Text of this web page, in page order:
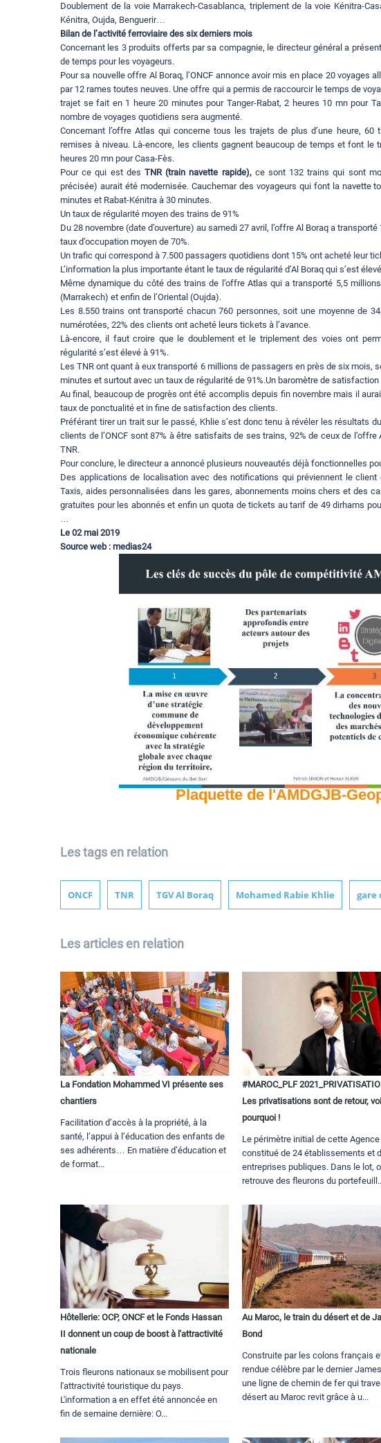
Doublement de la voie Marrakech-Casablanca, triplement de la voie Kénitra-
Kénitra, Oujda, Benguerir…
Bilan de l’activité ferroviaire des six derniers mois
Concernant les 3 produits offerts par sa compagnie, le directeur général a
de temps pour les voyageurs.
Pour sa nouvelle offre Al Boraq, l’ONCF annonce avoir mis en place 20 voyages
par 12 rames toutes neuves. Une offre qui a permis de raccourcir le temps de
trajet se fait en 1 heure 20 minutes pour Tanger-Rabat, 2 heures 10 mn pour
nombre de voyages quotidiens sera augmenté.
Concernant l’offre Atlas qui concerne tous les trajets de plus d’une heure,
remises à niveau. Là-encore, les clients gagnent beaucoup de temps et font le
heures 20 mn pour Casa-Fès.
Pour ce qui est des TNR (train navette rapide),ce sont 132 trains qui sont
précisée) aurait été modernisée. Cauchemar des voyageurs qui font la navette
minutes et Rabat-Kénitra à 30 minutes.
Un taux de régularité moyen des trains de 91%
Du 28 novembre (date d’ouverture) au samedi 27 avril, l’offre Al Boraq a
taux d’occupation moyen de 70%.
Un trafic qui correspond à 7.500 passagers quotidiens dont 15% ont acheté leur
L’information la plus importante étant le taux de régularité d’Al Boraq qui s’est
Même dynamique du côté des trains de l’offre Atlas qui a transporté 5,5
(Marrakech) et enfin de l’Oriental (Oujda).
Les 8.550 trains ont transporté chacun 760 personnes, soit une moyenne de
numérotées, 22% des clients ont acheté leurs tickets à l’avance.
Là-encore, il faut croire que le doublement et le triplement des voies ont
régularité s’est élevé à 91%.
Les TNR ont quant à eux transporté 6 millions de passagers en près de six mois,
minutes et surtout avec un taux de régularité de 91%.Un baromètre de
Au final, beaucoup de progrès ont été accomplis depuis fin novembre mais il
taux de ponctualité et in fine de satisfaction des clients.
Préférant tirer un trait sur le passé, Khlie s’est donc tenu à révéler les résultats
clients de l’ONCF sont 87% à être satisfaits de ses trains, 92% de ceux de
TNR.
Pour conclure, le directeur a annoncé plusieurs nouveautés déjà fonctionnelles
Des applications de localisation avec des notifications qui préviennent le
Taxis, aides personnalisées dans les gares, abonnements moins chers et des
gratuites pour les abonnés et enfin un quota de tickets au tarif de 49 dirhams
…
Le 02 mai 2019
Source web : medias24
Plaquette de l'AMDGJB-
Les tags en relation
ONCF TNR TGV Al Boraq Mohamed Rabie Khlie gare
Les articles en relation
La Fondation Mohammed VI présente ses
chantiers
Facilitation d’accès à la propriété, à la
santé, l’appui à l’éducation des enfants de
ses adhérents… En matière d’éducation et
de format...
#MAROC_PLF
Les privatisations sont de retour,
pourquoi !
Le périmètre initial de cette
constitué de 24 établissements et
entreprises publiques. Dans le lot,
retrouve des fleurons du
Hôtellerie: OCP, ONCF et le Fonds Hassan
II donnent un coup de boost à l'attractivité
nationale
Trois fleurons nationaux se mobilisent pour
l'attractivité touristique du pays.
L'information a en effet été annoncée en
fin de semaine dernière: O...
Au Maroc, le train du désert et de
Bond
Construite par les colons français
rendue célèbre par le dernier
une ligne de chemin de fer qui
désert au Maroc revit grâce à u...